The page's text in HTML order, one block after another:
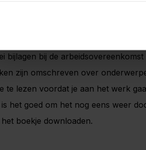
bijlagen bij de
zijn omschreven over
te lezen voordat je aan het werk
het goed om het nog eens weer
boekje downloaden.